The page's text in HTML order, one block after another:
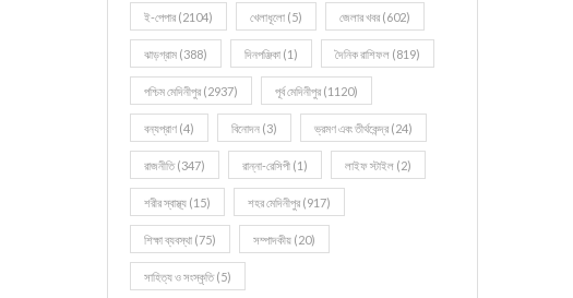
ই-পেপার (2104) খেলাধূলো (5) জেলার খবর (602)
ঝাড়গ্রাম (388) দিনপঞ্জিকা (1) দৈনিক রাশিফল (819)
পশ্চিম মেদিনীপুর (2937) পূর্ব মেদিনীপুর (1120)
বন্যপ্রাণ (4) বিনোদন (3) ভ্রমণ এবং তীর্থকেন্দ্র (24)
রাজনীতি(347) রান্না-রেসিপী (1) লাইফ স্টাইল (2)
শরীর স্বাস্থ্য (15) শহর মেদিনীপুর (917)
শিক্ষা ব্যবস্থা (75) সম্পাদকীয় (20)
সাহিত্য ও সংস্কৃতি(5)